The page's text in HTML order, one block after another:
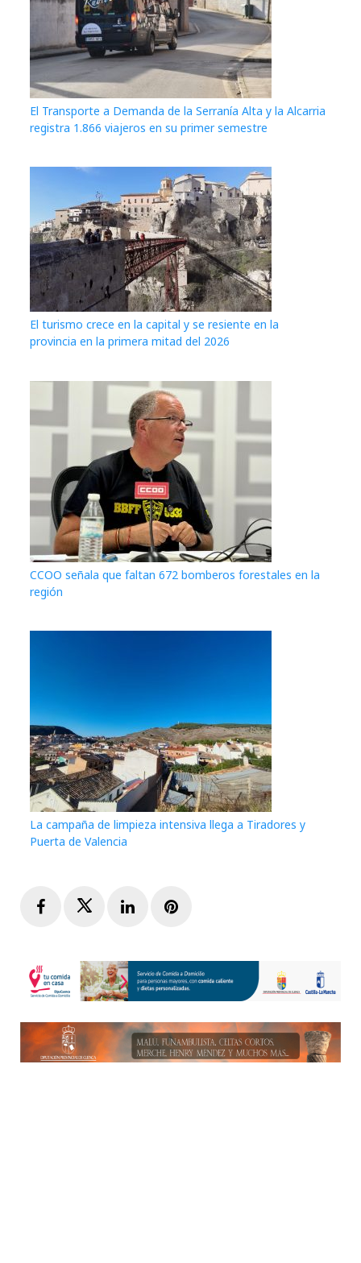
El Transporte a Demanda de la Serranía Alta y la Alcarria
registra 1.866 viajeros en su primer semestre
El turismo crece en la capital y se resiente en la
provincia en la primera mitad del 2026
CCOO señala que faltan 672 bomberos forestales en la
región
La campaña de limpieza intensiva llega a Tiradores y
Puerta de Valencia
FacebookTwitterLinkedInPinterest